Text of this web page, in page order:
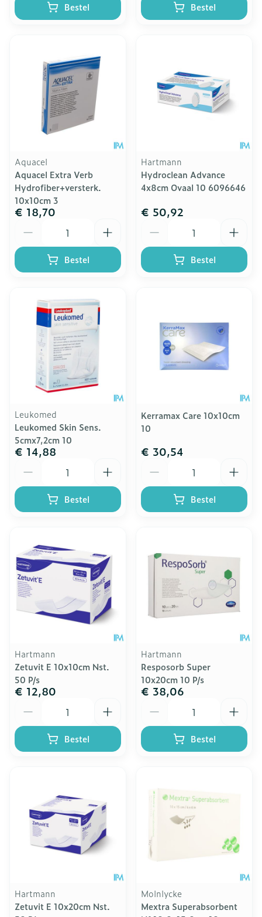
Bestel Bestel
Aquacel
Aquacel Extra Verb
Hydrofiber+versterk.
10x10cm 3
€ 18,70
Bestel
Hartmann
Hydroclean Advance
4x8cm Ovaal 10 6096646
€ 50,92
Bestel
Leukomed
Leukomed Skin Sens.
5cmx7,2cm 10
€ 14,88
Bestel
Kerramax Care 10x10cm
10
€ 30,54
Bestel
Hartmann
Zetuvit E 10x10cm Nst.
50 P/s
€ 12,80
Bestel
Hartmann
Resposorb Super
10x20cm 10 P/s
€ 38,06
Bestel
Hartmann
Zetuvit E 10x20cm Nst.
Molnlycke
Mextra Superabsorbent